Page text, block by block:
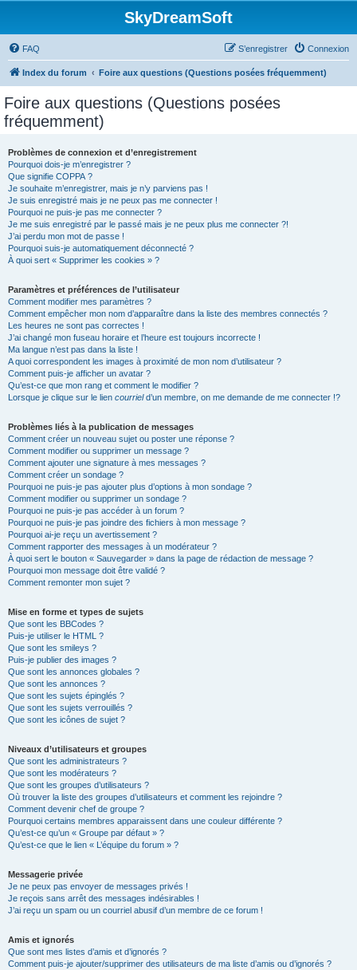
SkyDreamSoft
FAQ Connexion
S’enregistrer
Index du forum Foire aux questions (Questions posées fréquemment)
Foire aux questions (Questions posées
fréquemment)
Problèmes de connexion et d’enregistrement
Pourquoi dois-je m’enregistrer ?
Que signifie COPPA ?
Je souhaite m’enregistrer, mais je n’y parviens pas !
Je suis enregistré mais je ne peux pas me connecter !
Pourquoi ne puis-je pas me connecter ?
Je me suis enregistré par le passé mais je ne peux plus me connecter ?!
J’ai perdu mon mot de passe !
Pourquoi suis-je automatiquement déconnecté ?
À quoi sert « Supprimer les cookies » ?
Paramètres et préférences de l’utilisateur
Comment modifier mes paramètres ?
Comment empêcher mon nom d’apparaître dans la liste des membres connectés ?
Les heures ne sont pas correctes !
J’ai changé mon fuseau horaire et l’heure est toujours incorrecte !
Ma langue n’est pas dans la liste !
A quoi correspondent les images à proximité de mon nom d’utilisateur ?
Comment puis-je afficher un avatar ?
Qu’est-ce que mon rang et comment le modifier ?
Lorsque je clique sur le lien courrield’un membre, on me demande de me connecter !?
Problèmes liés à la publication de messages
Comment créer un nouveau sujet ou poster une réponse ?
Comment modifier ou supprimer un message ?
Comment ajouter une signature à mes messages ?
Comment créer un sondage ?
Pourquoi ne puis-je pas ajouter plus d’options à mon sondage ?
Comment modifier ou supprimer un sondage ?
Pourquoi ne puis-je pas accéder à un forum ?
Pourquoi ne puis-je pas joindre des fichiers à mon message ?
Pourquoi ai-je reçu un avertissement ?
Comment rapporter des messages à un modérateur ?
À quoi sert le bouton « Sauvegarder » dans la page de rédaction de message ?
Pourquoi mon message doit être validé ?
Comment remonter mon sujet ?
Mise en forme et types de sujets
Que sont les BBCodes ?
Puis-je utiliser le HTML ?
Que sont les smileys ?
Puis-je publier des images ?
Que sont les annonces globales ?
Que sont les annonces ?
Que sont les sujets épinglés ?
Que sont les sujets verrouillés ?
Que sont les icônes de sujet ?
Niveaux d’utilisateurs et groupes
Que sont les administrateurs ?
Que sont les modérateurs ?
Que sont les groupes d’utilisateurs ?
Où trouver la liste des groupes d’utilisateurs et comment les rejoindre ?
Comment devenir chef de groupe ?
Pourquoi certains membres apparaissent dans une couleur différente ?
Qu’est-ce qu’un « Groupe par défaut » ?
Qu’est-ce que le lien « L’équipe du forum » ?
Messagerie privée
Je ne peux pas envoyer de messages privés !
Je reçois sans arrêt des messages indésirables !
J’ai reçu un spam ou un courriel abusif d’un membre de ce forum !
Amis et ignorés
Que sont mes listes d’amis et d’ignorés ?
Comment puis-je ajouter/supprimer des utilisateurs de ma liste d’amis ou d’ignorés ?